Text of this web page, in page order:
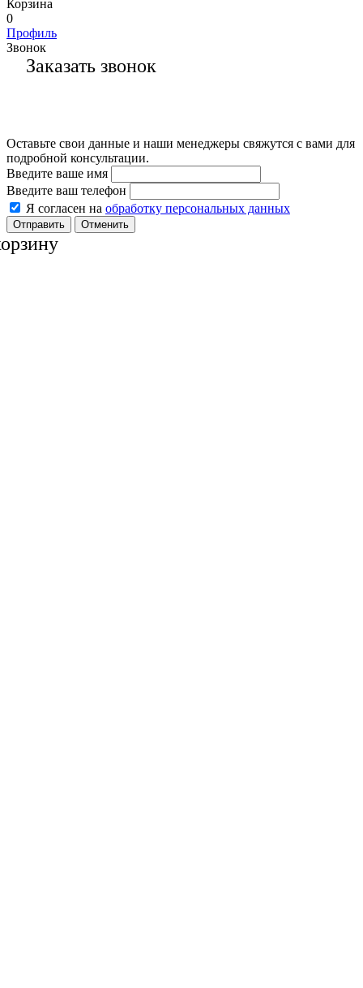
Корзина
0
Профиль
Звонок
Заказать звонок
Оставьте свои данные и наши менеджеры свяжутся с вами для
подробной консультации.
Введите ваше имя
Введите ваш телефон
Я согласен на обработку персональных данных
Отменить